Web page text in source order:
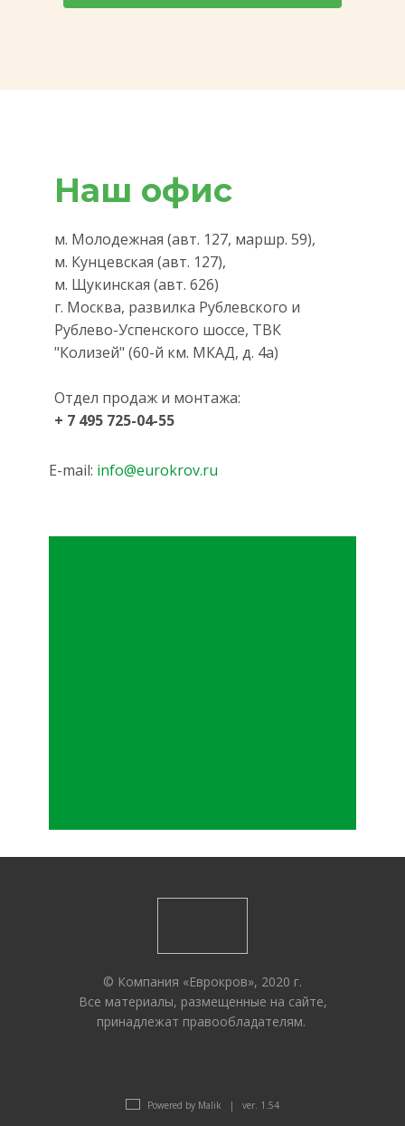
Наш офис
м. Молодежная (авт. 127, маршр. 59),
м. Кунцевская (авт. 127),
м. Щукинская (авт. 626)
г. Москва, развилка Рублевского и
Рублево-Успенского шоссе, ТВК
"Колизей" (60-й км. МКАД, д. 4а)
Отдел продаж и монтажа:
+ 7 495 725-04-55
E-mail: info@eurokrov.ru
© Компания «Еврокров», 2020 г.
Все материалы, размещенные на сайте,
принадлежат правообладателям.
Powered by Malik | ver. 1.54